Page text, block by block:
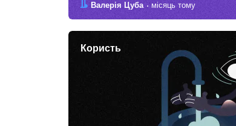
Автор:
Валерія Цуба
Дата: місяць тому
Користь